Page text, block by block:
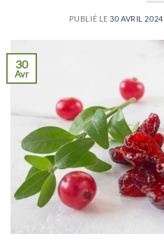
PUBLIÉ LE30 AVRIL 2024
30
Avr